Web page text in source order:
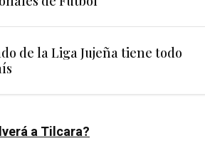
de la Liga Jujeña tiene todo
a Tilcara?